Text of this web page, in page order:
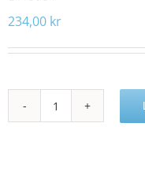
234,00 kr
L413931